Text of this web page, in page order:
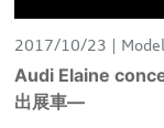
2017/10/23
Audi Elaine
出展車—